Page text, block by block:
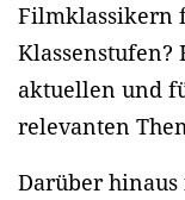
Filmklassikern
Klassenstufen?
aktuellen und
relevanten
Darüber